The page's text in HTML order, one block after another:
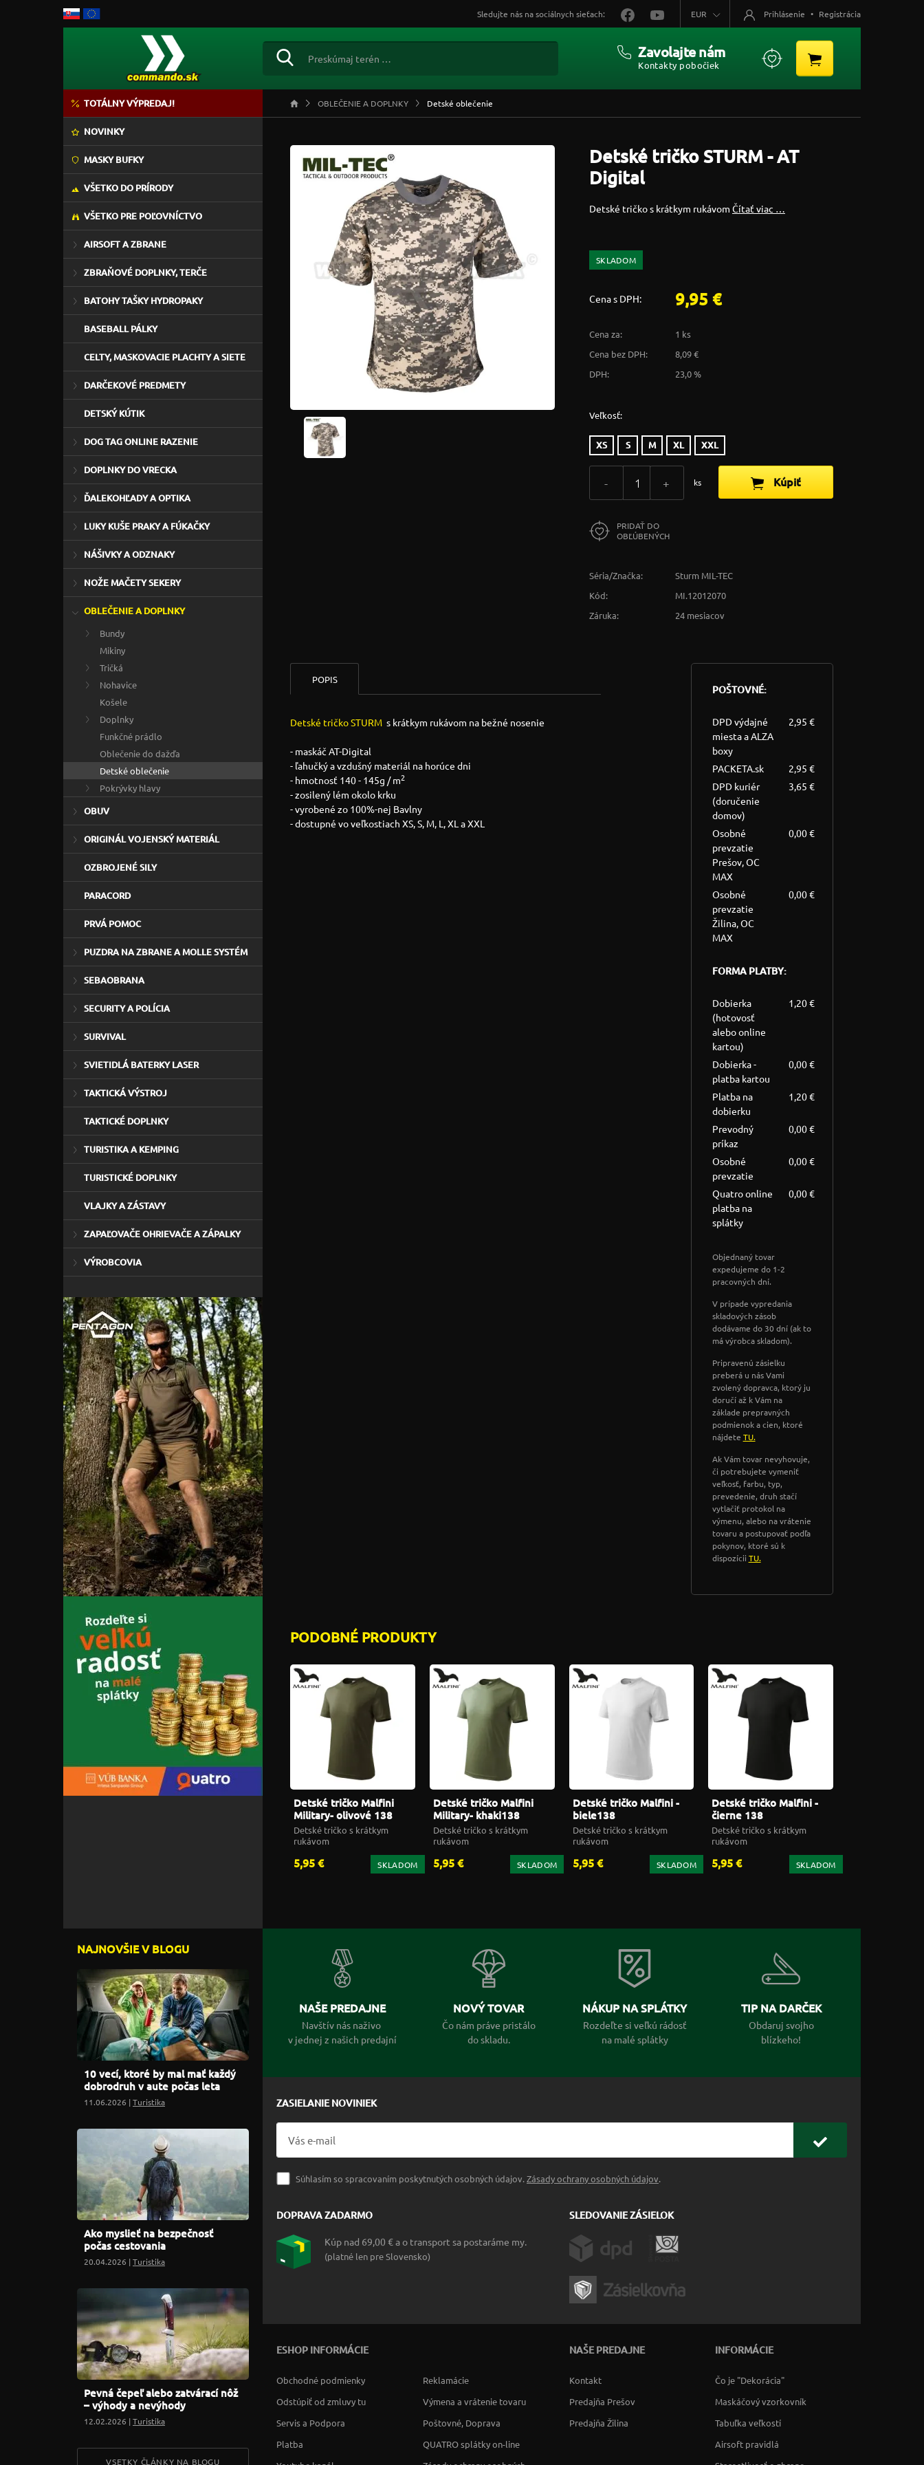
OBLEČENIE A DOPLNKY Detské oblečenie
Detské tričko STURM - AT
Digital
Detské tričko s krátkym rukávom Čítať viac …
SKLADOM
Cena s DPH: 9,95 €
Cena za:
1 ks
Cena bez DPH:
8,09 €
DPH:
23,0 %
Veľkosť:
XS S M XL XXL
- + ks Kúpiť
PRIDAŤ DO
OBĽÚBENÝCH
Séria/Značka:
Sturm MIL-TEC
Kód:
MI.12012070
Záruka:
24 mesiacov
POPIS
Detské tričko STURM s krátkym rukávom na bežné nosenie
- maskáč AT-Digital
- ľahučký a vzdušný materiál na horúce dni
- hmotnosť 140 - 145g / m2
- zosilený lém okolo krku
- vyrobené zo 100%-nej Bavlny
- dostupné vo veľkostiach XS, S, M, L, XL a XXL
POŠTOVNÉ:
DPD výdajné
miesta a ALZA
boxy
2,95 €
PACKETA.sk
2,95 €
DPD kuriér
(doručenie
domov)
3,65 €
Osobné
prevzatie
Prešov, OC
MAX
0,00 €
Osobné
prevzatie
Žilina, OC
MAX
0,00 €
FORMA PLATBY:
Dobierka
(hotovosť
alebo online
kartou)
1,20 €
Dobierka -
platba kartou
0,00 €
Platba na
dobierku
1,20 €
Prevodný
príkaz
0,00 €
Osobné
prevzatie
0,00 €
Quatro online
platba na
splátky
0,00 €
Objednaný tovar
expedujeme do 1-2
pracovných dní.
V prípade vypredania
skladových zásob
dodávame do 30 dní (ak to
má výrobca skladom).
Pripravenú zásielku
preberá u nás Vami
zvolený dopravca, ktorý ju
doručí až k Vám na
základe prepravných
podmienok a cien, ktoré
nájdete TU.
Ak Vám tovar nevyhovuje,
či potrebujete vymeniť
veľkosť, farbu, typ,
prevedenie, druh stačí
vytlačiť protokol na
výmenu, alebo na vrátenie
tovaru a postupovať podľa
pokynov, ktoré sú k
dispozícii TU.
PODOBNÉ PRODUKTY
Detské tričko Malfini
Military- olivové 138
Detské tričko s krátkym
rukávom
5,95 € SKLADOM
Detské tričko Malfini
Military- khaki138
Detské tričko s krátkym
rukávom
5,95 € SKLADOM
Detské tričko Malfini -
biele138
Detské tričko s krátkym
rukávom
5,95 € SKLADOM
Detské tričko Malfini -
čierne 138
Detské tričko s krátkym
rukávom
5,95 € SKLADOM
TOTÁLNY VÝPREDAJ!
NOVINKY
MASKY BUFKY
VŠETKO DO PRÍRODY
VŠETKO PRE POĽOVNÍCTVO
AIRSOFT A ZBRANE
ZBRAŇOVÉ DOPLNKY, TERČE
BATOHY TAŠKY HYDROPAKY
BASEBALL PÁLKY
CELTY, MASKOVACIE PLACHTY A SIETE
DARČEKOVÉ PREDMETY
DETSKÝ KÚTIK
DOG TAG ONLINE RAZENIE
DOPLNKY DO VRECKA
ĎALEKOHĽADY A OPTIKA
LUKY KUŠE PRAKY A FÚKAČKY
NÁŠIVKY A ODZNAKY
NOŽE MAČETY SEKERY
OBLEČENIE A DOPLNKY
Bundy
Mikiny
Tričká
Nohavice
Košele
Doplnky
Funkčné prádlo
Oblečenie do dažďa
Detské oblečenie
Pokrývky hlavy
OBUV
ORIGINÁL VOJENSKÝ MATERIÁL
OZBROJENÉ SILY
PARACORD
PRVÁ POMOC
PUZDRA NA ZBRANE A MOLLE SYSTÉM
SEBAOBRANA
SECURITY A POLÍCIA
SURVIVAL
SVIETIDLÁ BATERKY LASER
TAKTICKÁ VÝSTROJ
TAKTICKÉ DOPLNKY
TURISTIKA A KEMPING
TURISTICKÉ DOPLNKY
VLAJKY A ZÁSTAVY
ZAPAĽOVAČE OHRIEVAČE A ZÁPALKY
VÝROBCOVIA
NAJNOVŠIE V BLOGU
10 vecí, ktoré by mal mať každý
dobrodruh v aute počas leta
11.06.2026 |Turistika
Ako myslieť na bezpečnosť
počas cestovania
20.04.2026 |Turistika
Pevná čepeľ alebo zatvárací nôž
– výhody a nevýhody
12.02.2026 |Turistika
VSETKY ČLÁNKY NA BLOGU
NAŠE PREDAJNE
Navštív nás naživo
v jednej z našich predajní
NOVÝ TOVAR
Čo nám práve pristálo
do skladu.
NÁKUP NA SPLÁTKY
Rozdeľte si veľkú rádosť
na malé splátky
TIP NA DARČEK
Obdaruj svojho
blízkeho!
ZASIELANIE NOVINIEK
Súhlasím so spracovaním poskytnutých osobných údajov.Zásady ochrany osobných údajov.
DOPRAVA ZADARMO
Kúp nad 69,00 € a o transport sa postaráme my.
(platné len pre Slovensko)
SLEDOVANIE ZÁSIELOK
ESHOP INFORMÁCIE
Obchodné podmienky
Reklamácie
Odstúpiť od zmluvy tu
Výmena a vrátenie tovaru
Servis a Podpora
Poštovné, Doprava
Platba
QUATRO splátky on-line
NAŠE PREDAJNE
Kontakt
Predajňa Prešov
Predajňa Žilina
INFORMÁCIE
Čo je "Dekorácia"
Maskáčový vzorkovník
Tabuľka veľkostí
Airsoft pravidlá
Sledujte nás na sociálnych sieťach: EUR Prihlásenie • Registrácia
Zavolajte nám
Kontakty pobočiek